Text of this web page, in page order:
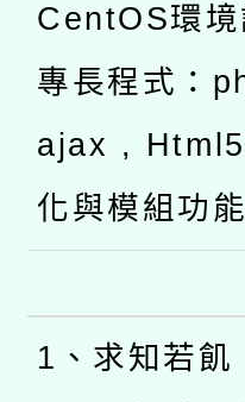
CentOS環
專長程式：
ajax ,
化與模組功
1、求知若飢